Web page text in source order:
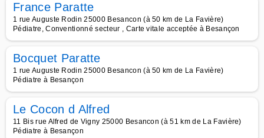
France Paratte
1 rue Auguste Rodin 25000 Besancon (à 50 km de La Favière)
Pédiatre, Conventionné secteur , Carte vitale acceptée à Besançon
Bocquet Paratte
1 rue Auguste Rodin 25000 Besancon (à 50 km de La Favière)
Pédiatre à Besançon
Le Cocon d Alfred
11 Bis rue Alfred de Vigny 25000 Besancon (à 51 km de La Favière)
Pédiatre à Besançon